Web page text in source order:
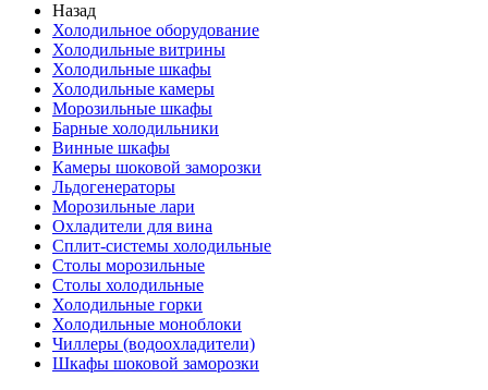
Назад
Холодильное оборудование
Холодильные витрины
Холодильные шкафы
Холодильные камеры
Морозильные шкафы
Барные холодильники
Винные шкафы
Камеры шоковой заморозки
Льдогенераторы
Морозильные лари
Охладители для вина
Сплит-системы холодильные
Столы морозильные
Столы холодильные
Холодильные горки
Холодильные моноблоки
Чиллеры (водоохладители)
Шкафы шоковой заморозки